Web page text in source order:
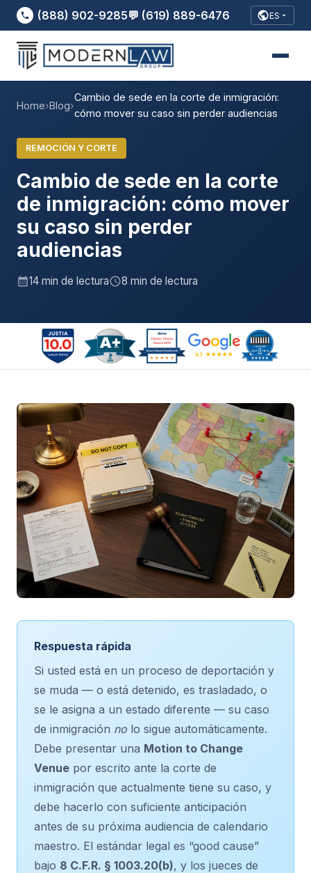
(888) 902-9285💬 (619) 889-6476 ES
Home›Blog›
Cambio de sede en la corte de inmigración:
cómo mover su caso sin perder audiencias
REMOCIÓN Y CORTE
Cambio de sede en la corte
de inmigración: cómo mover
su caso sin perder
audiencias
14 min de lectura 8 min de lectura
Respuesta rápida
Si usted está en un proceso de deportación y
se muda — o está detenido, es trasladado, o
se le asigna a un estado diferente — su caso
de inmigración no lo sigue automáticamente.
Debe presentar una Motion to Change
Venue por escrito ante la corte de
inmigración que actualmente tiene su caso, y
debe hacerlo con suficiente anticipación
antes de su próxima audiencia de calendario
maestro. El estándar legal es “good cause”
bajo 8 C.F.R. § 1003.20(b), y los jueces de